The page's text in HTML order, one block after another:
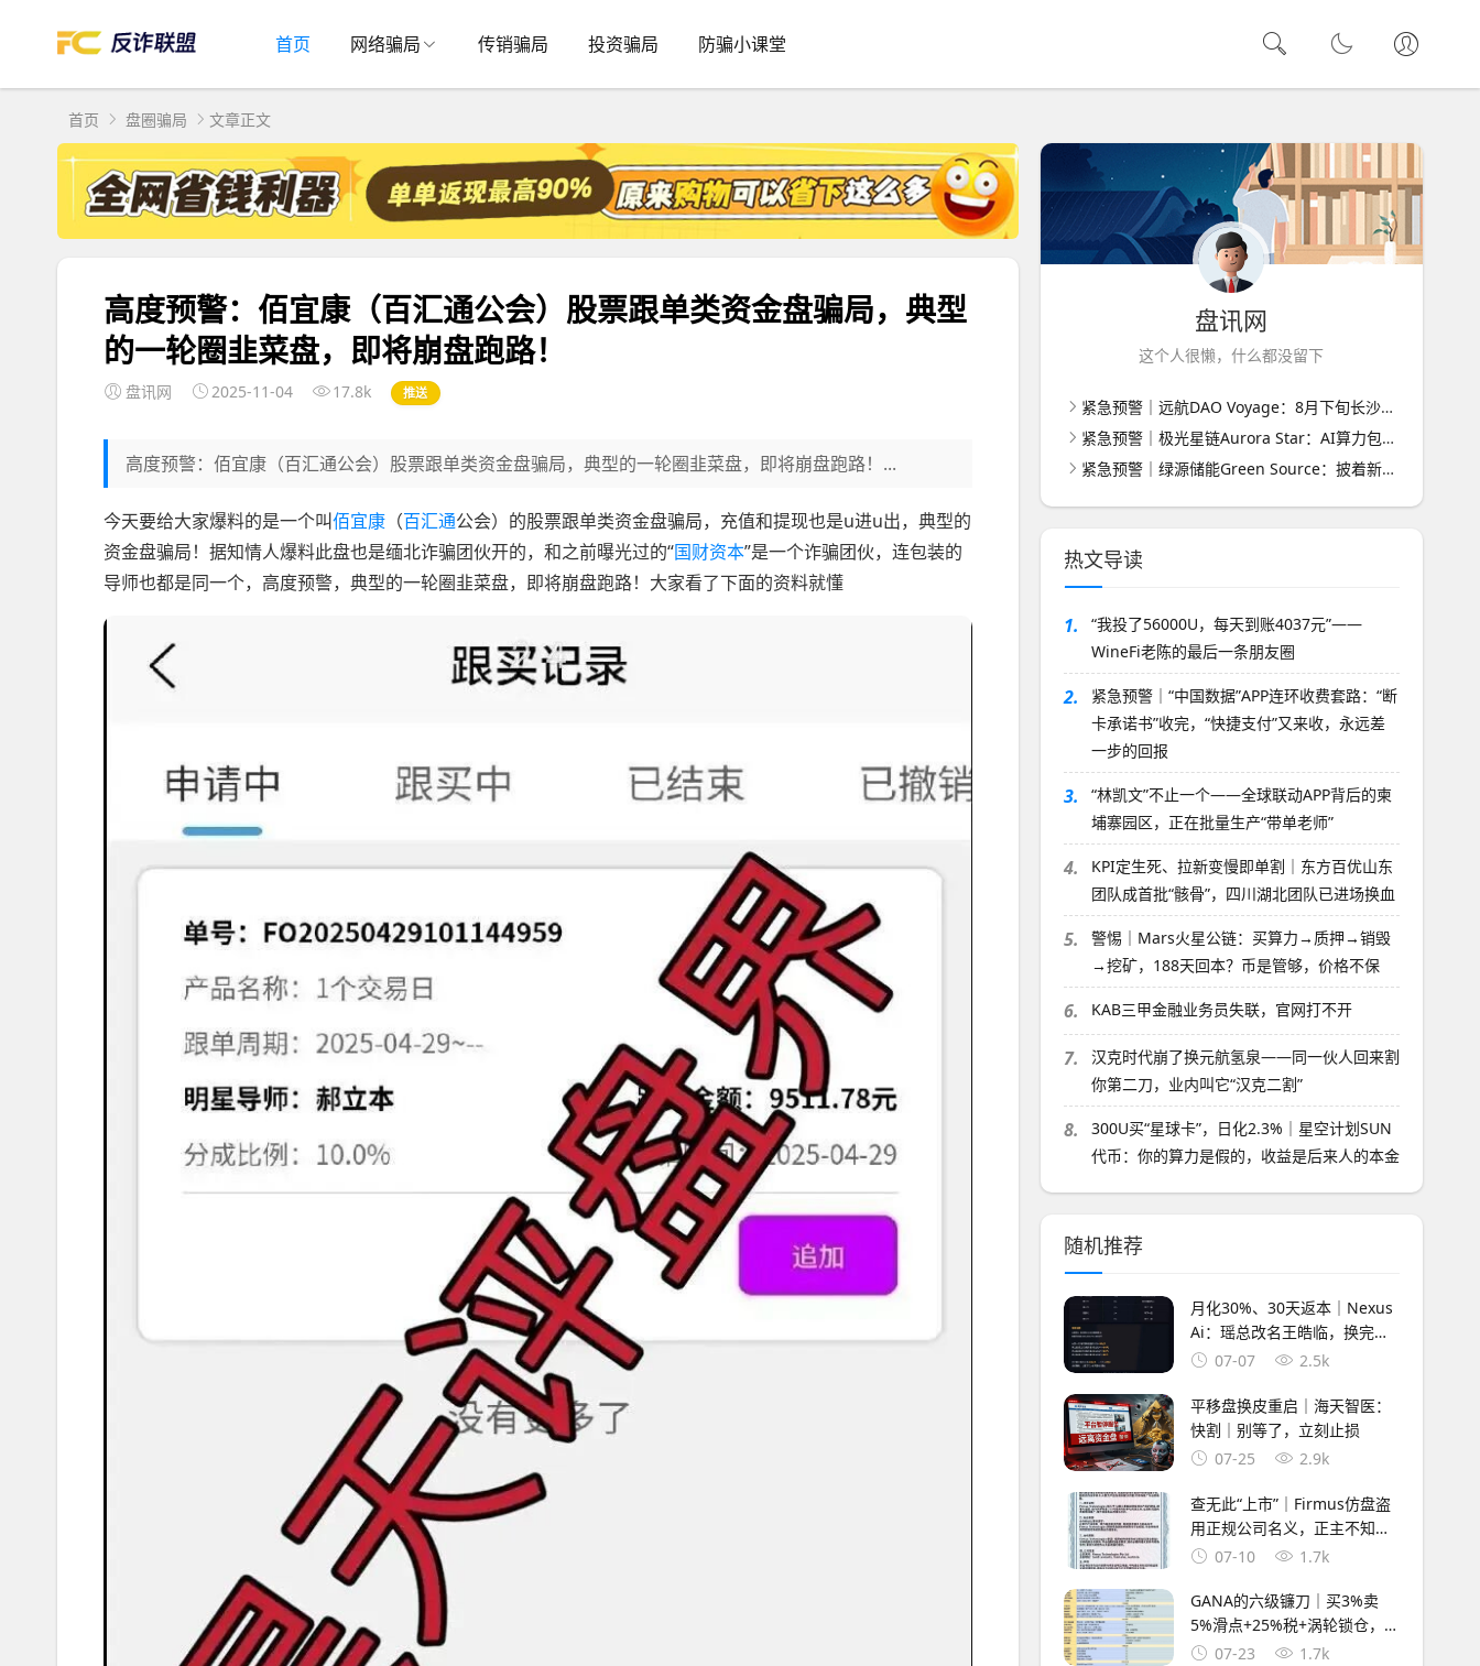
首页 网络骗局 传销骗局 投资骗局 防骗小课堂
首页 盘圈骗局 文章正文
高度预警：佰宜康（百汇通公会）股票跟单类资金盘骗局，典型
的一轮圈韭菜盘，即将崩盘跑路！
盘讯网 2025-11-04 17.8k 推送
高度预警：佰宜康（百汇通公会）股票跟单类资金盘骗局，典型的一轮圈韭菜盘，即将崩盘跑路！...
今天要给大家爆料的是一个叫佰宜康 （百汇通公会）的股票跟单类资金盘骗局，充值和提现也是u进u出，典型的
资金盘骗局！据知情人爆料此盘也是缅北诈骗团伙开的，和之前曝光过的“国财资本”是一个诈骗团伙，连包装的
导师也都是同一个，高度预警，典型的一轮圈韭菜盘，即将崩盘跑路！大家看了下面的资料就懂
盘讯网
这个人很懒，什么都没留下
紧急预警｜远航DAO Voyage：8月下旬长沙启动大会，旧盘团队平移，RWA+大宗商品包装——又是庞氏滚盘的老剧本
紧急预警｜极光星链Aurora Star：AI算力包装下的快盘骗局，认购即入坑
紧急预警｜绿源储能Green Source：披着新能源外衣的庞氏传销盘，8月千人大会就是收割信号
热文导读
1.
“我投了56000U，每天到账4037元”——
WineFi老陈的最后一条朋友圈
2.
紧急预警｜“中国数据”APP连环收费套路：“断
卡承诺书”收完，“快捷支付”又来收，永远差
一步的回报
3.
“林凯文”不止一个——全球联动APP背后的柬
埔寨园区，正在批量生产“带单老师”
4.
KPI定生死、拉新变慢即单割｜东方百优山东
团队成首批“骸骨”，四川湖北团队已进场换血
5.
警惕｜Mars火星公链：买算力→质押→销毁
→挖矿，188天回本？币是管够，价格不保
6. KAB三甲金融业务员失联，官网打不开
7.
汉克时代崩了换元航氢泉——同一伙人回来割
你第二刀，业内叫它“汉克二割”
8.
300U买“星球卡”，日化2.3%｜星空计划SUN
代币：你的算力是假的，收益是后来人的本金
随机推荐
月化30%、30天返本｜Nexus
Ai：瑶总改名王皓临，换完马
甲就收割
07-07 2.5k
平移盘换皮重启｜海天智医：
快割｜别等了，立刻止损
07-25
2.9k
查无此“上市”｜Firmus仿盘盗
用正规公司名义，正主不知
道，骗子替你“上市”了
07-10 1.7k
GANA的六级镰刀｜买3%卖
5%滑点+25%税+涡轮锁仓，5
重收割等你入局
07-23 1.7k